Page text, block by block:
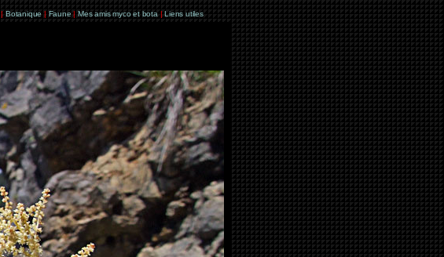
| Botanique | Faune | Mes amis myco et bota | Liens utiles